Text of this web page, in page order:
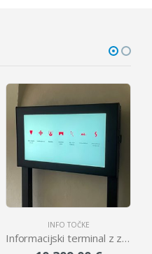
INFO TOČKE
Informacijski terminal z zaslonom na dotik (55″)